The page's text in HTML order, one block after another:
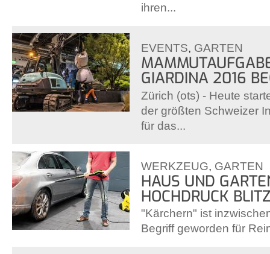
ihren...
EVENTS, GARTEN
GIARDINA 2016
Zürich (ots) - Heute
der größten Schweizer
für das...
WERKZEUG, GARTEN
HAUS UND
HOCHDRUCK
"Kärchern" ist
Begriff geworden für